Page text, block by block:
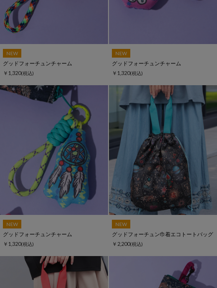
NEW
グッドフォーチュンチャーム
￥1,320(税込)
NEW
グッドフォーチュンチャーム
￥1,320(税込)
NEW
グッドフォーチュンチャーム
￥1,320(税込)
NEW
グッドフォーチュン巾着エコトートバッグ
￥2,200(税込)